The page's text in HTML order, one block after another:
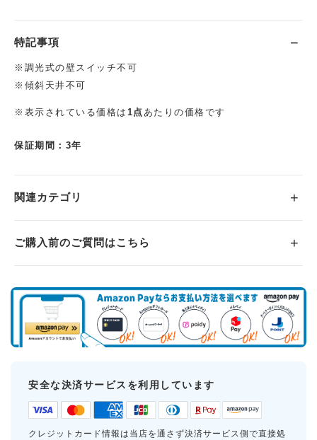
特記事項
※調光式の壁スイッチ不可
※傾斜天井不可
※表示されている価格は 1点あたりの価格です
保証期間：3年
関連カテゴリ
ご購入前のご質問はこちら
安全な決済サービスを利用しています
クレジットカード情報は当店を通さず決済サービス側で直接処